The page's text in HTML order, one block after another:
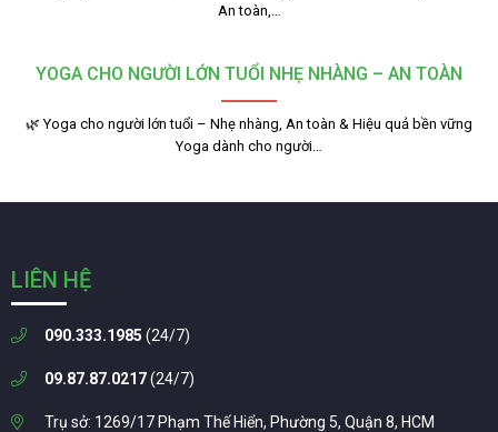
An toàn,…
YOGA CHO NGƯỜI LỚN TUỔI NHẸ NHÀNG – AN TOÀN
🌿 Yoga cho người lớn tuổi – Nhẹ nhàng, An toàn & Hiệu quả bền vững
Yoga dành cho người…
LIÊN HỆ
090.333.1985 (24/7)
09.87.87.0217(24/7)
Trụ sở: 1269/17 Phạm Thế Hiển, Phường 5, Quận 8, HCM